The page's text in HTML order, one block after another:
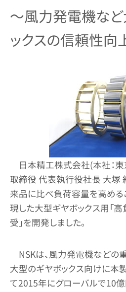
～風力発電機な
ックスの信頼性向
日本精工株式会社(本社：東
取締役 代表執行役社長 大塚
来品に比べ負荷容量を高める
現した大型ギヤボックス用「
受」を開発しました。
NSKは、風力発電機などの
大型のギヤボックス向けに本
て2015年にグローバルで10億